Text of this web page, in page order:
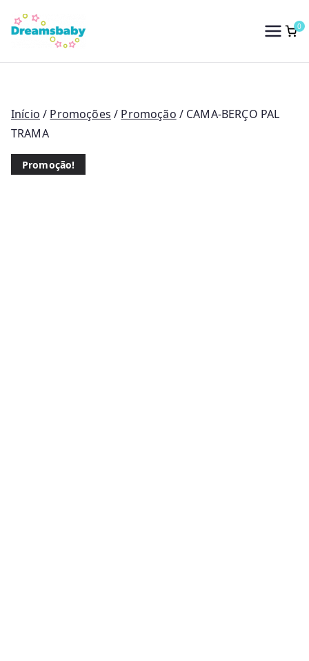
para
conteúdo
Dreams Baby
0
Início / Promoções / Promoção / CAMA-BERÇO PAL
TRAMA
Promoção!